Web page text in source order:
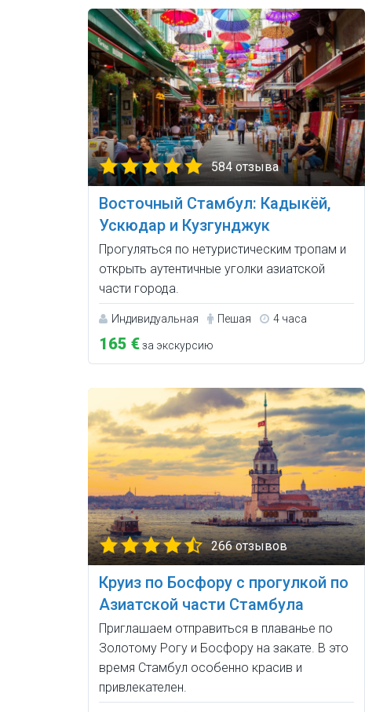
584 отзыва
Восточный Стамбул: Кадыкёй,
Ускюдар и Кузгунджук
Прогуляться по нетуристическим тропам и
открыть аутентичные уголки азиатской
части города.
Индивидуальная Пешая 4 часа
165 €за экскурсию
266 отзывов
Круиз по Босфору с прогулкой по
Азиатской части Стамбула
Приглашаем отправиться в плаванье по
Золотому Рогу и Босфору на закате. В это
время Стамбул особенно красив и
привлекателен.